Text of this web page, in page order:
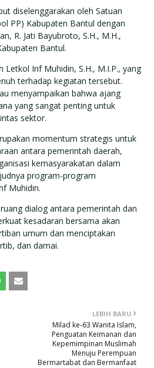
diselenggarakan oleh Satuan
PP) Kabupaten Bantul dengan
R. Jati Bayubroto, S.H., M.H.,
Bantul.
Letkol Inf Muhidin, S.H., M.I.P., yang
terhadap kegiatan tersebut.
menyampaikan bahwa ajang
yang sangat penting untuk
sektor.
momentum strategis untuk
antara pemerintah daerah,
kemasyarakatan dalam
program-program
Muhidin.
dialog antara pemerintah dan
kesadaran bersama akan
umum dan menciptakan
dan damai.
LEBIH BARU
Milad ke-63 Wanita Islam,
Penguatan Keimanan dan
Kepemimpinan Muslimah
Menuju Perempuan
Bermartabat dan Bermanfaat